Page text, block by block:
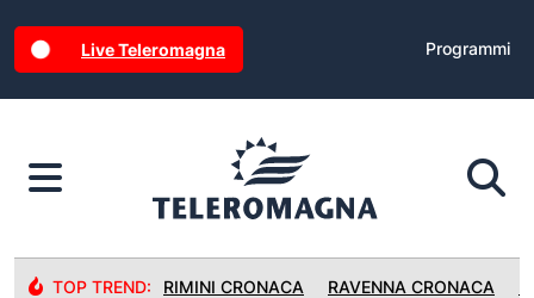
Live Teleromagna Programmi
TOP TREND: RIMINI CRONACA RAVENNA CRONACA